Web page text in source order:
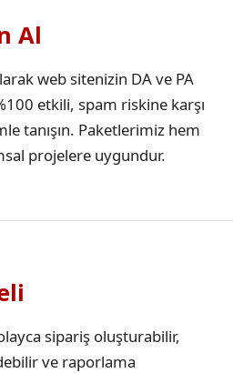
Al
web sitenizin DA ve PA
etkili, spam riskine karşı
tanışın. Paketlerimiz hem
projelere uygundur.
sipariş oluşturabilir,
ve raporlama